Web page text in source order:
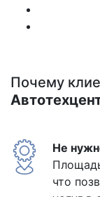
Почему
Не
что